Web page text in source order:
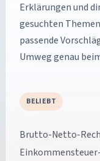
Erklärungen und
gesuchten
passende
Umweg genau
BELIEBT
Brutto-Netto-